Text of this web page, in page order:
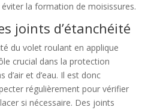
la formation de moisissures.
joints d’étanchéité
du volet roulant en applique
crucial dans la protection
et d’eau. Il est donc
régulièrement pour vérifier
si nécessaire. Des joints